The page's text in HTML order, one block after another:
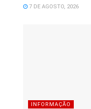
7 DE AGOSTO, 2026
INFORMAÇÃO